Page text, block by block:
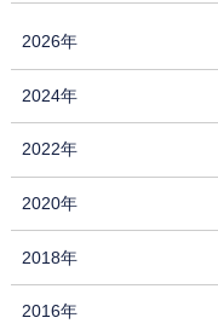
2026年
2024年
2022年
2020年
2018年
2016年